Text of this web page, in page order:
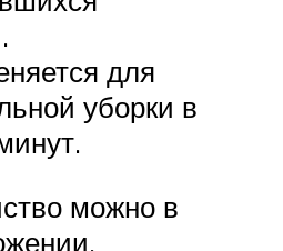
для
уборки в
можно в